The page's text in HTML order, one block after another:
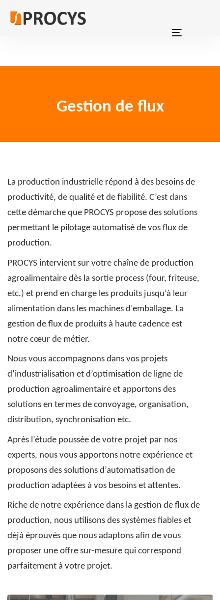
links to
Skip
Gestion de flux
La production industrielle répond à des besoins de
productivité, de qualité et de fiabilité. C’est dans
cette démarche que PROCYS propose des solutions
permettant le pilotage automatisé de vos flux de
production.
PROCYS intervient sur votre chaîne de production
agroalimentaire dès la sortie process (four, friteuse,
etc.) et prend en charge les produits jusqu’à leur
alimentation dans les machines d’emballage. La
gestion de flux de produits à haute cadence est
notre cœur de métier.
Nous vous accompagnons dans vos projets
d’industrialisation et d’optimisation de ligne de
production agroalimentaire et apportons des
solutions en termes de convoyage, organisation,
distribution, synchronisation etc.
Après l’étude poussée de votre projet par nos
experts, nous vous apportons notre expérience et
proposons des solutions d’automatisation de
production adaptées à vos besoins et attentes.
Riche de notre expérience dans la gestion de flux de
production, nous utilisons des systèmes fiables et
déjà éprouvés que nous adaptons afin de vous
proposer une offre sur-mesure qui correspond
parfaitement à votre projet.